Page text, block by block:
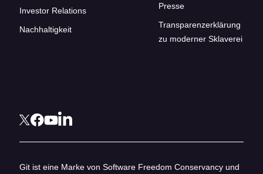
Investor Relations
Nachhaltigkeit
Presse
Transparenzerklärung
zu moderner Sklaverei
Git ist eine Marke von Software Freedom Conservancy und